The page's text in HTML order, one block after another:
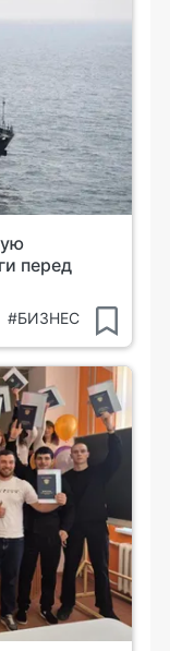
перед
#БИЗНЕС